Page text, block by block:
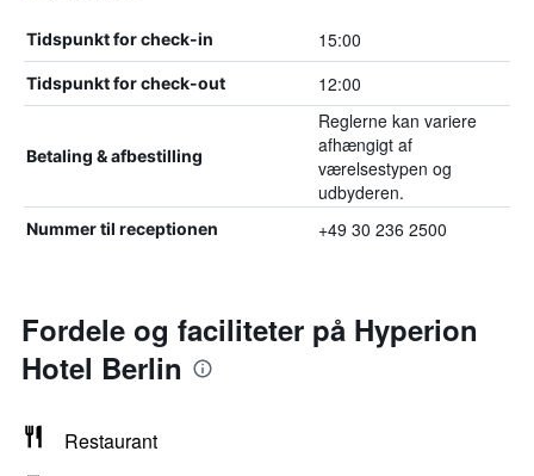
Tidspunkt for check-in 15:00
Tidspunkt for check-out 12:00
Betaling & afbestilling
Reglerne kan variere
afhængigt af
værelsestypen og
udbyderen.
Nummer til receptionen +49 30 236 2500
Fordele og faciliteter på Hyperion
Hotel Berlin
Restaurant